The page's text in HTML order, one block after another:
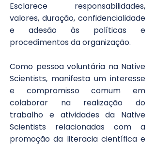
Esclarece responsabilidades,
valores, duração, confidencialidade
e adesão às políticas e
procedimentos da organização.
Como pessoa voluntária na Native
Scientists, manifesta um interesse
e compromisso comum em
colaborar na realização do
trabalho e atividades da Native
Scientists relacionadas com a
promoção da literacia científica e